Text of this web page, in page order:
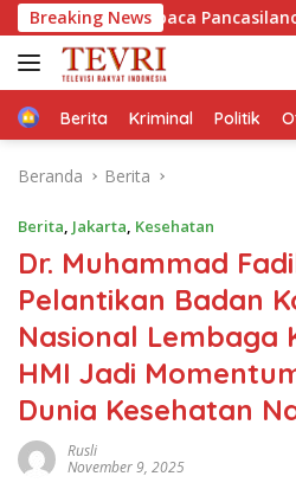
Langsung
ke
konten
Breaking News
Pancasilanomics melalui
HomeBerita Kriminal Politik
Beranda Berita
Berita, Jakarta, Kesehatan
Dr. Muhammad
Pelantikan Badan
Nasional Lembaga
HMI Jadi
Dunia Kesehatan
Rusli
November 9, 2025